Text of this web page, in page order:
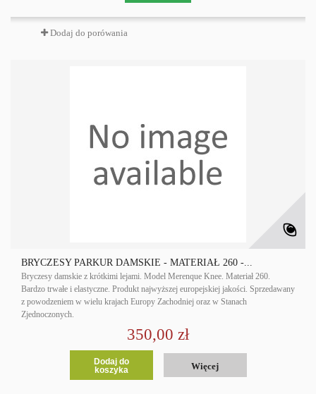
Dodaj do porówania
BRYCZESY PARKUR DAMSKIE - MATERIAŁ 260 -...
Bryczesy damskie z krótkimi lejami. Model Merenque Knee. Materiał 260.
Bardzo trwałe i elastyczne. Produkt najwyższej europejskiej jakości. Sprzedawany
z powodzeniem w wielu krajach Europy Zachodniej oraz w Stanach
Zjednoczonych.
350,00 zł
Dodaj do
koszyka
Więcej